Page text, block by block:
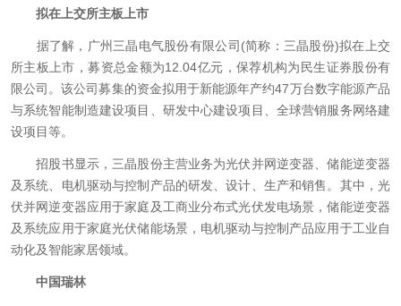
拟在上交所主板上市
据了解，广州三晶电气股份有限公司(简称：三晶股份)拟在上交
所主板上市，募资总金额为12.04亿元，保荐机构为民生证券股份有
限公司。该公司募集的资金拟用于新能源年产约47万台数字能源产品
与系统智能制造建设项目、研发中心建设项目、全球营销服务网络建
设项目等。
招股书显示，三晶股份主营业务为光伏并网逆变器、储能逆变器
及系统、电机驱动与控制产品的研发、设计、生产和销售。其中，光
伏并网逆变器应用于家庭及工商业分布式光伏发电场景，储能逆变器
及系统应用于家庭光伏储能场景，电机驱动与控制产品应用于工业自
动化及智能家居领域。
中国瑞林